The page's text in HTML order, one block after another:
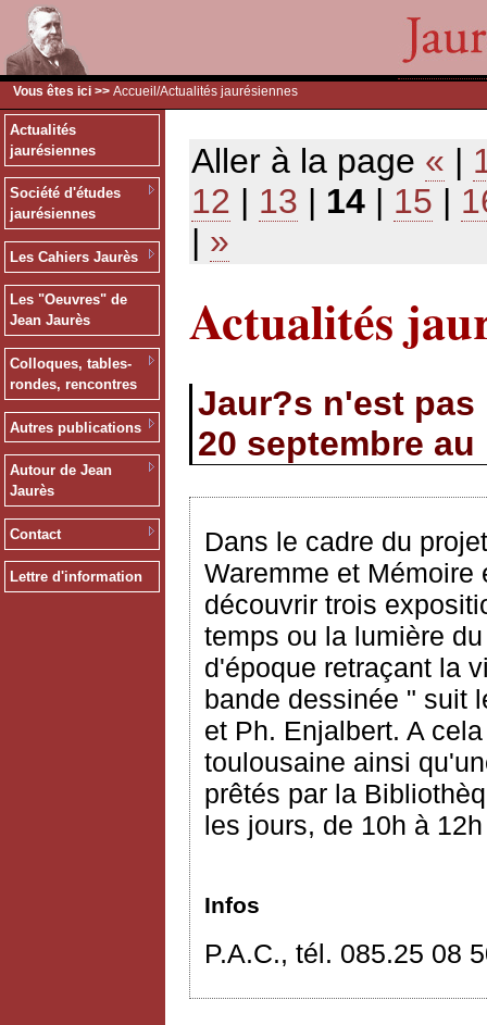
Vous êtes ici >> Accueil /Actualités jaurésiennes
Actualités
jaurésiennes
Société d'études
jaurésiennes
Les Cahiers Jaurès
Les "Oeuvres" de
Jean Jaurès
Colloques, tables-
rondes, rencontres
Autres publications
Autour de Jean
Jaurès
Contact
Lettre d'information
Aller à la page « |
12 | 13 | 14 | 15 |
| »
Actualités
Jaur?s n'est pas
20 septembre
Dans le cadre du
Waremme et
découvrir trois
temps ou la lumière
d'époque retraçant la
bande dessinée " suit
et Ph. Enjalbert. A
toulousaine ainsi
prêtés par la
les jours, de 10h à
Infos
P.A.C., tél. 085.25 08